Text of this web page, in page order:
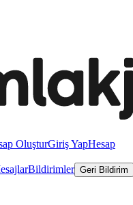
OluşturGiriş YapHesap
Bildirimler Geri Bildirim